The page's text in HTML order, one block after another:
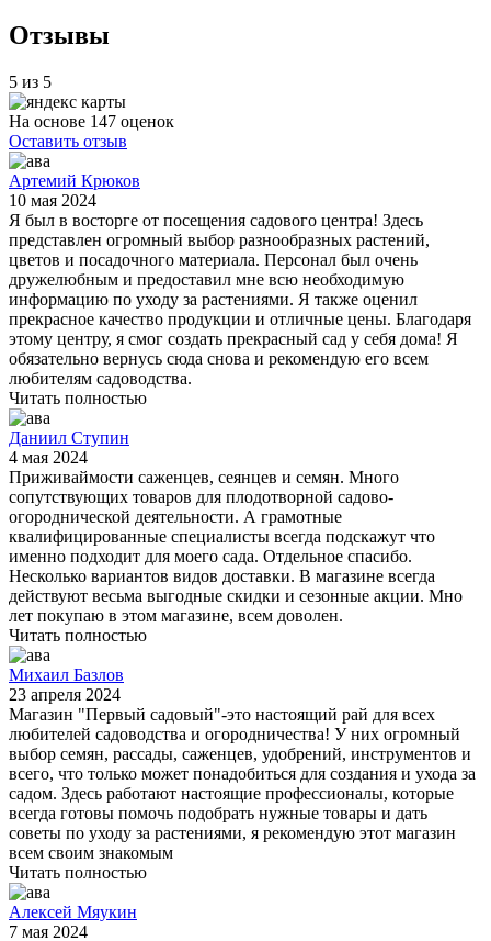
Отзывы
5 из 5
На основе 147 оценок
Оставить отзыв
Артемий Крюков
10 мая 2024
Я был в восторге от посещения садового центра! Здесь
представлен огромный выбор разнообразных растений,
цветов и посадочного материала. Персонал был очень
дружелюбным и предоставил мне всю необходимую
информацию по уходу за растениями. Я также оценил
прекрасное качество продукции и отличные цены. Благодаря
этому центру, я смог создать прекрасный сад у себя дома! Я
обязательно вернусь сюда снова и рекомендую его всем
любителям садоводства.
Читать полностью
Даниил Ступин
4 мая 2024
Приживаймости саженцев, сеянцев и семян. Много
сопутствующих товаров для плодотворной садово-
огороднической деятельности. А грамотные
квалифицированные специалисты всегда подскажут что
именно подходит для моего сада. Отдельное спасибо.
Несколько вариантов видов доставки. В магазине всегда
действуют весьма выгодные скидки и сезонные акции. Мно
лет покупаю в этом магазине, всем доволен.
Читать полностью
Михаил Базлов
23 апреля 2024
Магазин "Первый садовый"-это настоящий рай для всех
любителей садоводства и огородничества! У них огромный
выбор семян, рассады, саженцев, удобрений, инструментов и
всего, что только может понадобиться для создания и ухода за
садом. Здесь работают настоящие профессионалы, которые
всегда готовы помочь подобрать нужные товары и дать
советы по уходу за растениями, я рекомендую этот магазин
всем своим знакомым
Читать полностью
Алексей Мяукин
7 мая 2024